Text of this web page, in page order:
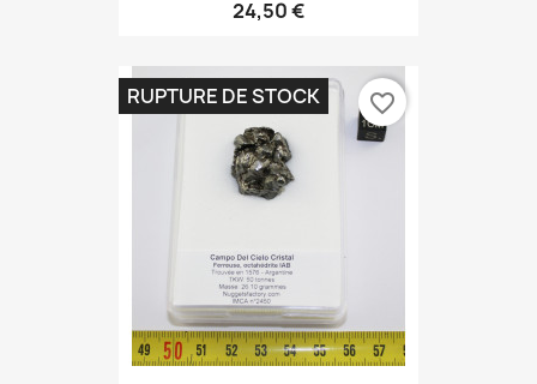
24,50 €
RUPTURE DE STOCK favorite_border